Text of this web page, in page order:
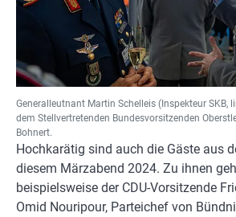
Generalleutnant Martin Schelleis (Inspekteur SKB,
dem Stellvertretenden Bundesvorsitzenden
Bohnert.
Hochkarätig sind auch die Gäste aus
diesem Märzabend 2024. Zu ihnen
beispielsweise der CDU-Vorsitzende
Omid Nouripour, Parteichef von